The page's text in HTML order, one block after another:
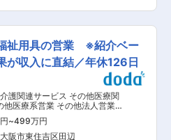
く、将来的な売
スペシャリストと
・資産コンサルテ
ステップアップ
トに関わりなが
仕掛けるか」を
う存在へと成長
って活躍してい
、笑いが絶えない
ご契約、着工後
まいづくりのすべ
お仕事です。 ★
り ★一貫体制の営
の住まいづくり ★
でしっかり成長
イナンシャルプ
★多彩なキャリア
目指せます！
理由＊＊＊ ▽圧
ベロッパー大手
祉用具の営業 ※紹介ベー
が収入に直結／年休126日
護関連サービス その他医療関
他医療系営業 その他法人営業
ルートセールス中心）
~499万円
阪市東住吉区田辺